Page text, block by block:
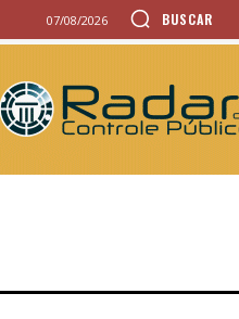
07/08/2026 BUSCAR